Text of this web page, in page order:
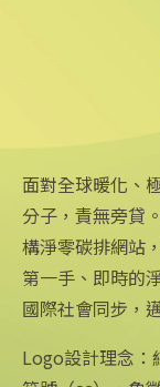
台中智慧
2025/08/
中央社網站
中央通訊社
Focus Taiwan
面對全球暖化、
分子，責無旁貸
構淨零碳排網站
第一手、即時的
國際社會同步，
Logo設計理念：